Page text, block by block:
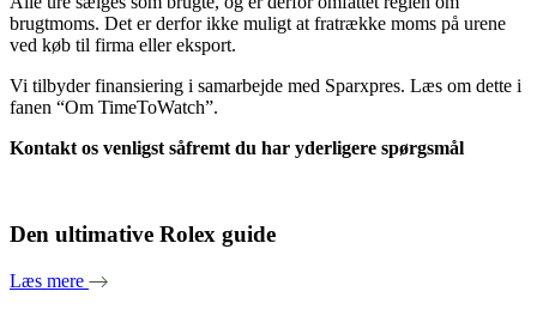
brugtmoms. Det er derfor ikke muligt at fratrække moms på urene
ved køb til firma eller eksport.
Vi tilbyder finansiering i samarbejde med Sparxpres. Læs om dette i
fanen “Om TimeToWatch”.
Kontakt os venligst såfremt du har yderligere spørgsmål
Den ultimative Rolex guide
Læs mere